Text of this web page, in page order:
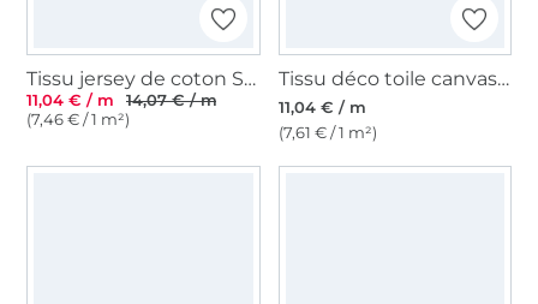
Tissu jersey de coton Sopo, jaune miel
11,04 € / m
14,07 € / m
(7,46 € / 1 m²)
Tissu déco toile canvas uni, ocre
11,04 € / m
(7,61 € / 1 m²)